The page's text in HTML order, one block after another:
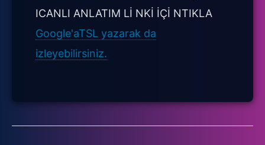
ICANLI ANLATIM Lİ NKİ İÇİ NTIKLA
Google'aTSL yazarak da
izleyebilirsiniz.